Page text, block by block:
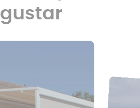
gustar